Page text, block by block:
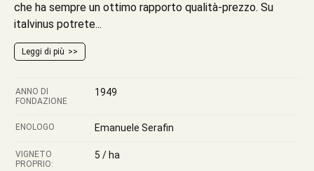
che ha sempre un ottimo rapporto qualità-prezzo. Su
italvinus potrete...
Leggi di più
ANNO DI
FONDAZIONE
1949
ENOLOGO Emanuele Serafin
VIGNETO
PROPRIO:
5 / ha